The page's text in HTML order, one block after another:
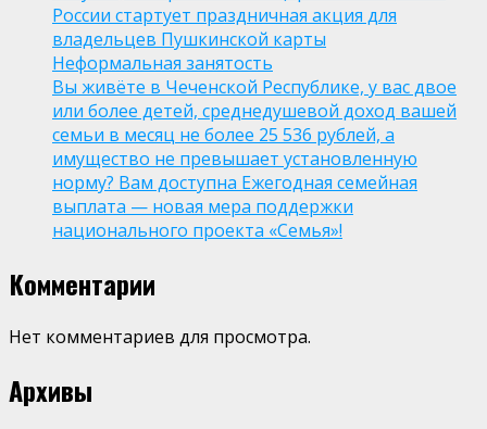
России стартует праздничная акция для
владельцев Пушкинской карты
Неформальная занятость
Вы живёте в Чеченской Республике, у вас двое
или более детей, среднедушевой доход вашей
семьи в месяц не более 25 536 рублей, а
имущество не превышает установленную
норму? Вам доступна Ежегодная семейная
выплата — новая мера поддержки
национального проекта «Семья»!
Комментарии
Нет комментариев для просмотра.
Архивы